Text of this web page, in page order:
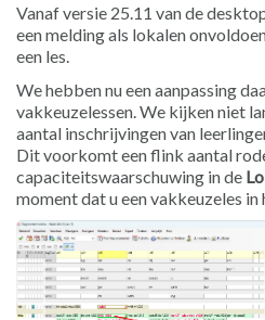
Vanaf versie 25.11 van de
een melding als lokalen
een les.
We hebben nu een aanpassing
vakkeuzelessen. We kijken niet
aantal inschrijvingen van
Dit voorkomt een flink aantal
capaciteitswaarschuwing in de
moment dat u een vakkeuzeles